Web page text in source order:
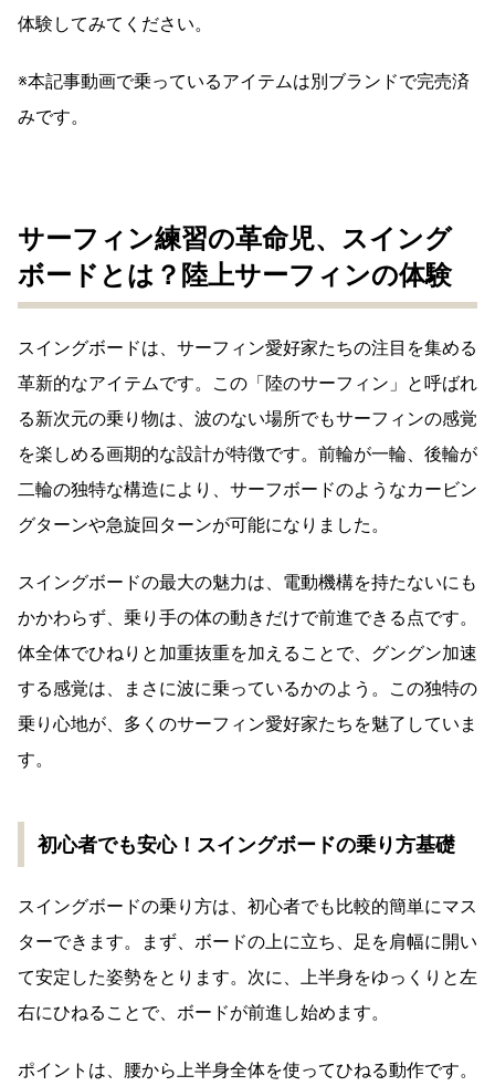
体験してみてください。
※本記事動画で乗っているアイテムは別ブランドで完売済
みです。
サーフィン練習の革命児、スイング
ボードとは？陸上サーフィンの体験
スイングボードは、サーフィン愛好家たちの注目を集める
革新的なアイテムです。この「陸のサーフィン」と呼ばれ
る新次元の乗り物は、波のない場所でもサーフィンの感覚
を楽しめる画期的な設計が特徴です。前輪が一輪、後輪が
二輪の独特な構造により、サーフボードのようなカービン
グターンや急旋回ターンが可能になりました。
スイングボードの最大の魅力は、電動機構を持たないにも
かかわらず、乗り手の体の動きだけで前進できる点です。
体全体でひねりと加重抜重を加えることで、グングン加速
する感覚は、まさに波に乗っているかのよう。この独特の
乗り心地が、多くのサーフィン愛好家たちを魅了していま
す。
初心者でも安心！スイングボードの乗り方基礎
スイングボードの乗り方は、初心者でも比較的簡単にマス
ターできます。まず、ボードの上に立ち、足を肩幅に開い
て安定した姿勢をとります。次に、上半身をゆっくりと左
右にひねることで、ボードが前進し始めます。
ポイントは、腰から上半身全体を使ってひねる動作です。